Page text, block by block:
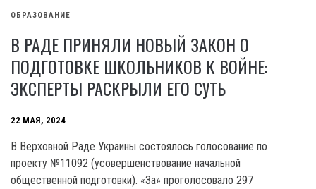
ОБРАЗОВАНИЕ
В РАДЕ ПРИНЯЛИ НОВЫЙ ЗАКОН О
ПОДГОТОВКЕ ШКОЛЬНИКОВ К ВОЙНЕ:
ЭКСПЕРТЫ РАСКРЫЛИ ЕГО СУТЬ
22 МАЯ, 2024
В Верховной Раде Украины состоялось голосование по
проекту №11092 (усовершенствование начальной
общественной подготовки). «За» проголосовало 297